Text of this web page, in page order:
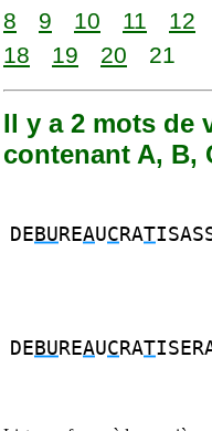
8
9 10 11 12
18
19 20 21
Il y a 2 mots de
contenant A, B,
DE BU REAUC RAT
DE BU REAUC RAT